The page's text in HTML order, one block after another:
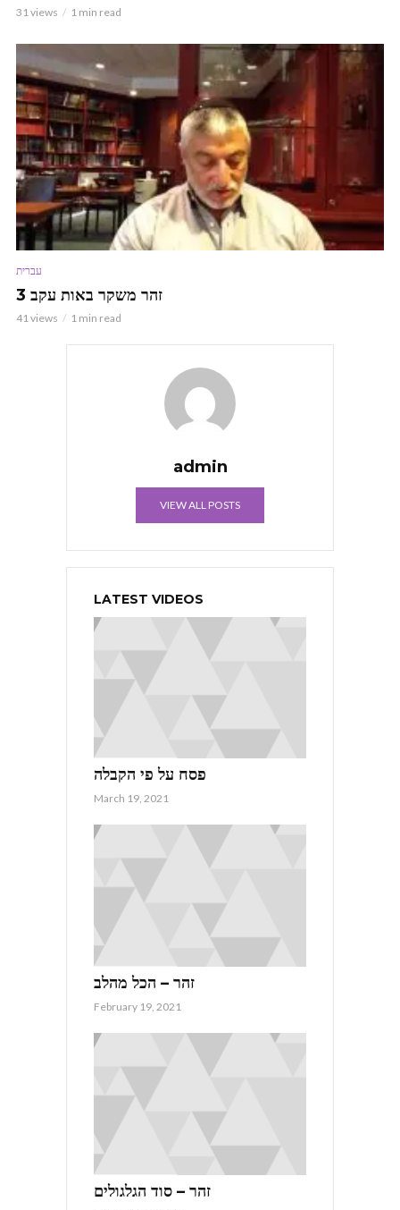
31 views 1 min read
עברית
זהר משקר באות עקב 3
41 views 1 min read
admin
VIEW ALL POSTS
LATEST VIDEOS
פסח על פי הקבלה
March 19, 2021
זהר – הכל מהלב
February 19, 2021
זהר – סוד הגלגולים